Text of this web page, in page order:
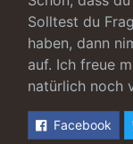
Solltest du
haben, dann
auf. Ich freue
natürlich noch
Facebook